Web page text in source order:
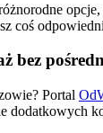
coś
bez
Portal
dodatkowych